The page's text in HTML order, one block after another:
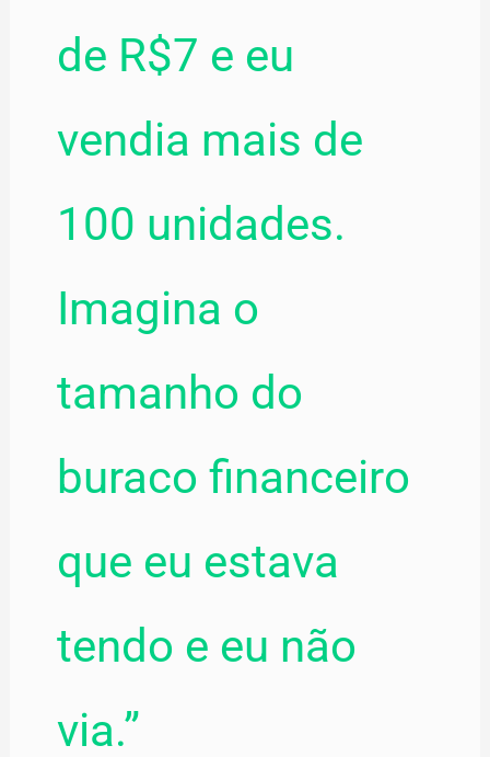
de R$7 e eu
vendia mais de
100 unidades.
Imagina o
tamanho do
buraco financeiro
que eu estava
tendo e eu não
via.”